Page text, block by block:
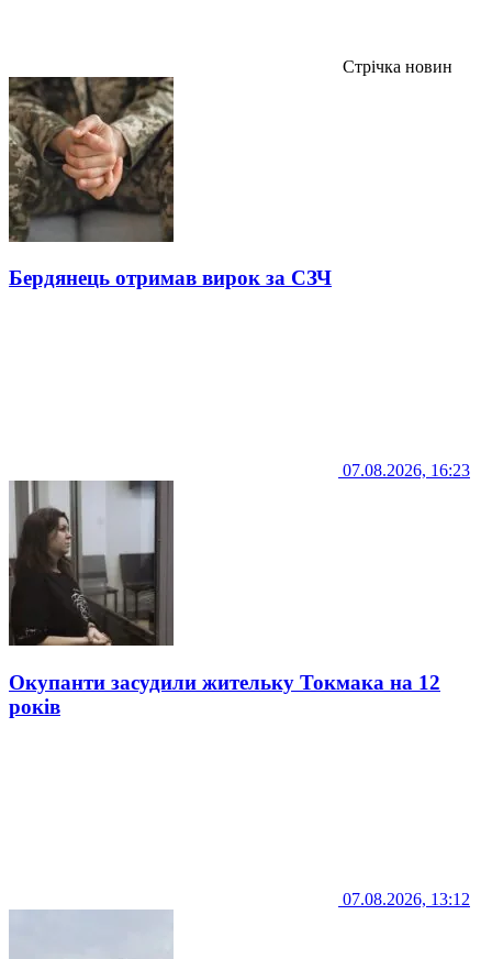
Стрічка новин
Бердянець отримав вирок за СЗЧ
07.08.2026, 16:23
Окупанти засудили жительку Токмака на 12
років
07.08.2026, 13:12